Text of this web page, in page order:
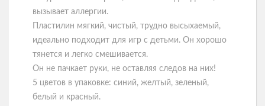
вызывает аллергии.
Пластилин мягкий, чистый, трудно высыхаемый,
идеально подходит для игр с детьми. Он хорошо
тянется и легко смешивается.
Он не пачкает руки, не оставляя следов на них!
5 цветов в упаковке: синий, желтый, зеленый,
белый и красный.